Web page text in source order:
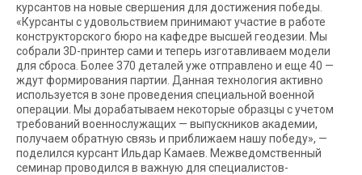
курсантов на новые свершения для достижения победы.
«Курсанты с удовольствием принимают участие в работе
конструкторского бюро на кафедре высшей геодезии. Мы
собрали 3D-принтер сами и теперь изготавливаем модели
для сброса. Более 370 деталей уже отправлено и еще 40 —
ждут формирования партии. Данная технология активно
используется в зоне проведения специальной военной
операции. Мы дорабатываем некоторые образцы с учетом
требований военнослужащих — выпускников академии,
получаем обратную связь и приближаем нашу победу», —
поделился курсант Ильдар Камаев. Межведомственный
семинар проводился в важную для специалистов-